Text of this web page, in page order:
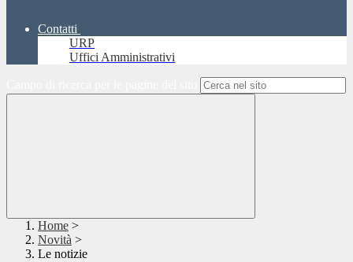
Contatti
URP
Uffici Amministrativi
Home >
Novità >
Le notizie